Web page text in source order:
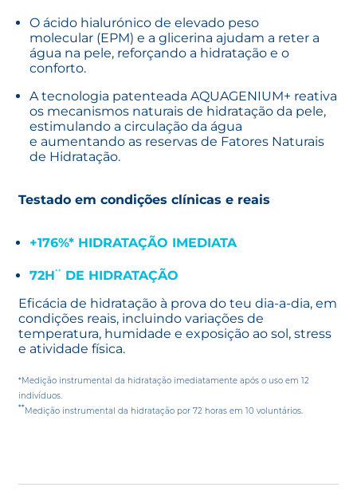
O ácido hialurónico de elevado peso
molecular (EPM) e a glicerina ajudam a reter a
água na pele, reforçando a hidratação e o
conforto.
A tecnologia patenteada AQUAGENIUM+ reativa
os mecanismos naturais de hidratação da pele,
estimulando a circulação da água
e aumentando as reservas de Fatores Naturais
de Hidratação.
Testado em condições clínicas e reais
+176%* HIDRATAÇÃO IMEDIATA
72H** DE HIDRATAÇÃO
Eficácia de hidratação à prova do teu dia-a-dia, em
condições reais, incluindo variações de
temperatura, humidade e exposição ao sol, stress
e atividade física.
*Medição instrumental da hidratação imediatamente após o uso em 12
indivíduos.
**Medição instrumental da hidratação por 72 horas em 10 voluntários.